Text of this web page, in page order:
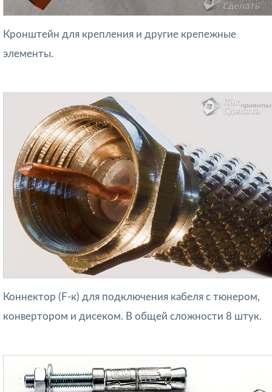
Кронштейн для крепления и другие крепежные
элементы.
Коннектор (F-к) для подключения кабеля с тюнером,
конвертором и дисеком. В общей сложности 8 штук.